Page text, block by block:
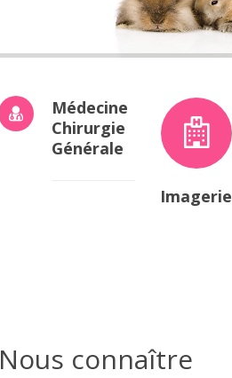
Médecine
Chirurgie
Générale
Imagerie
Nous connaître